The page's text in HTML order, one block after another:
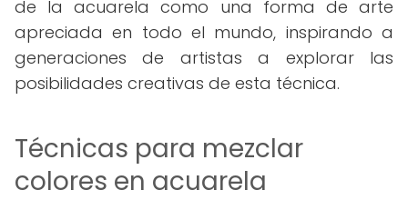
de la acuarela como una forma de arte
apreciada en todo el mundo, inspirando a
generaciones de artistas a explorar las
posibilidades creativas de esta técnica.
Técnicas para mezclar
colores en acuarela